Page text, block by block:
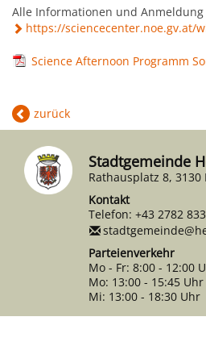
Alle Informationen und Anmeldung
https://sciencecenter.noe.gv.at/
Science Afternoon Programm
zurück
Stadtgemeinde
Rathausplatz 8,
Kontakt
Telefon: +43 2782
Parteienverkehr
Mo - Fr: 8:00 - 12:00
Mo: 13:00 - 15:45 Uhr
Mi: 13:00 - 18:30 Uhr